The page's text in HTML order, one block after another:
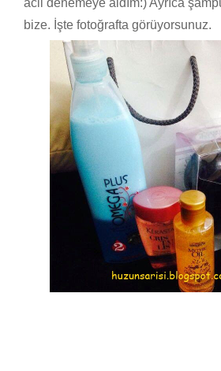
bize. İşte fotoğrafta görüyorsunuz.